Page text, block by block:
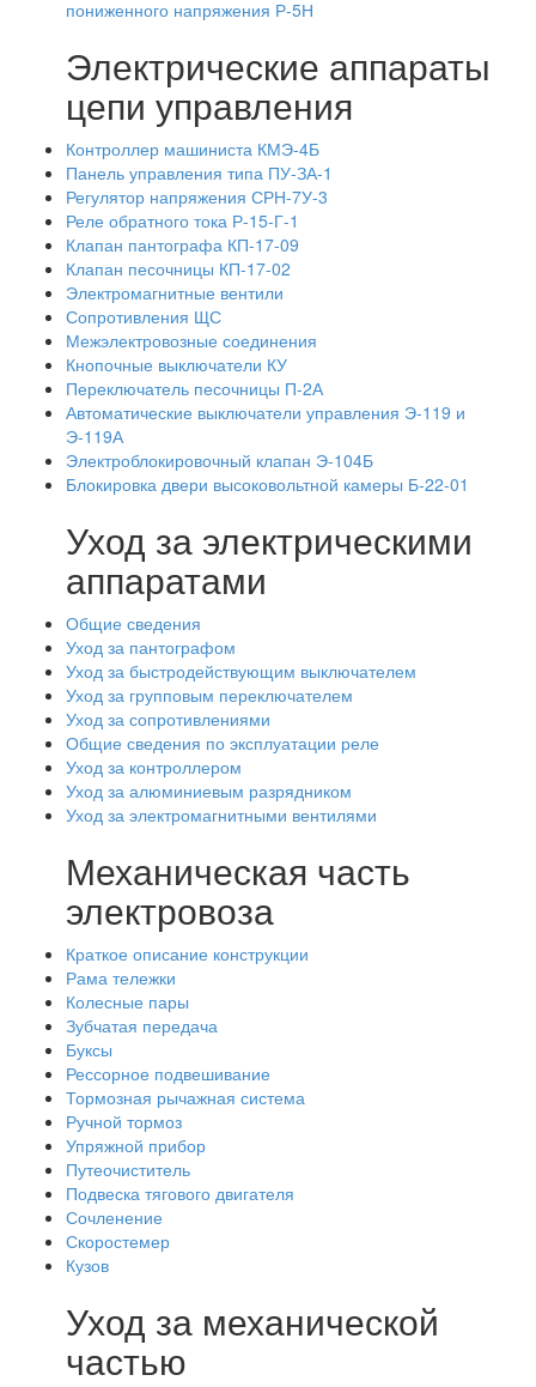
пониженного напряжения Р-5Н
Электрические аппараты
цепи управления
Контроллер машиниста КМЭ-4Б
Панель управления типа ПУ-ЗА-1
Регулятор напряжения СРН-7У-3
Реле обратного тока Р-15-Г-1
Клапан пантографа КП-17-09
Клапан песочницы КП-17-02
Электромагнитные вентили
Сопротивления ЩС
Межэлектровозные соединения
Кнопочные выключатели КУ
Переключатель песочницы П-2А
Автоматические выключатели управления Э-119 и
Э-119А
Электроблокировочный клапан Э-104Б
Блокировка двери высоковольтной камеры Б-22-01
Уход за электрическими
аппаратами
Общие сведения
Уход за пантографом
Уход за быстродействующим выключателем
Уход за групповым переключателем
Уход за сопротивлениями
Общие сведения по эксплуатации реле
Уход за контроллером
Уход за алюминиевым разрядником
Уход за электромагнитными вентилями
Механическая часть
электровоза
Краткое описание конструкции
Рама тележки
Колесные пары
Зубчатая передача
Буксы
Рессорное подвешивание
Тормозная рычажная система
Ручной тормоз
Упряжной прибор
Путеочиститель
Подвеска тягового двигателя
Сочленение
Скоростемер
Кузов
Уход за механической
частью